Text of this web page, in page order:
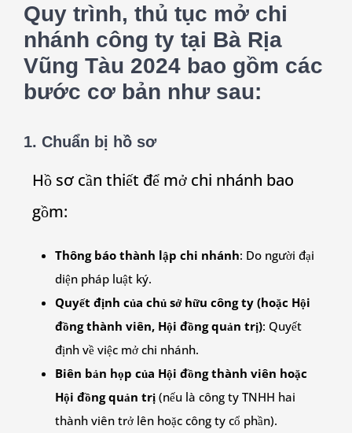
Quy trình, thủ tục mở chi
nhánh công ty tại Bà Rịa
Vũng Tàu 2024 bao gồm các
bước cơ bản như sau:
1. Chuẩn bị hồ sơ
Hồ sơ cần thiết để mở chi nhánh bao
gồm:
Thông báo thành lập chi nhánh: Do người đại
diện pháp luật ký.
Quyết định của chủ sở hữu công ty (hoặc Hội
đồng thành viên, Hội đồng quản trị): Quyết
định về việc mở chi nhánh.
Biên bản họp của Hội đồng thành viên hoặc
Hội đồng quản trị (nếu là công ty TNHH hai
thành viên trở lên hoặc công ty cổ phần).